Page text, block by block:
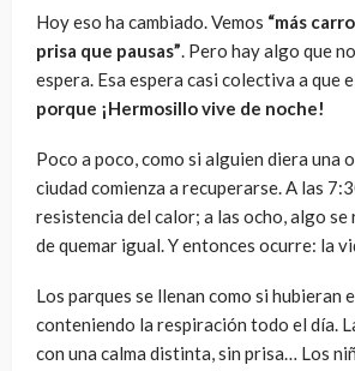
Hoy eso ha cambiado. Vemos “más
prisa que pausas”. Pero hay algo que
espera. Esa espera casi colectiva a que
porque ¡Hermosillo vive de noche!
Poco a poco, como si alguien diera una
ciudad comienza a recuperarse. A las
resistencia del calor; a las ocho, algo se
de quemar igual. Y entonces ocurre: la
Los parques se llenan como si hubieran
conteniendo la respiración todo el día.
con una calma distinta, sin prisa… Los